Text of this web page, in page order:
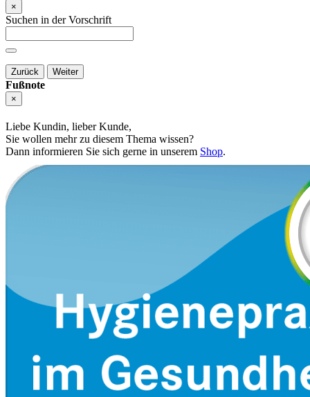
×
Suchen in der Vorschrift
Zurück Weiter
Fußnote
×
Liebe Kundin, lieber Kunde,
Sie wollen mehr zu diesem Thema wissen?
Dann informieren Sie sich gerne in unserem Shop.